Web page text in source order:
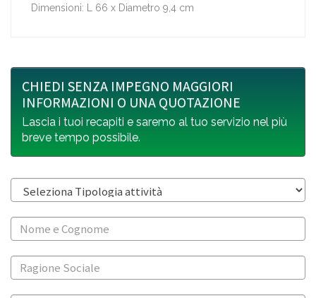
Dimensioni: L 66 x Diametro 9,4 cm
CHIEDI SENZA IMPEGNO MAGGIORI
INFORMAZIONI O UNA QUOTAZIONE
Lascia i tuoi recapiti e saremo al tuo servizio nel più
breve tempo possibile.